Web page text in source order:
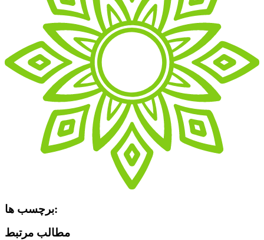
برچسب ها:
مطالب مرتبط